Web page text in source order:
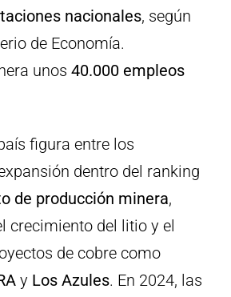
nacionales, según
de Economía.
unos 40.000 empleos
figura entre los
dentro del ranking
de producción minera,
crecimiento del litio y el
de cobre como
y Los Azules. En 2024, las